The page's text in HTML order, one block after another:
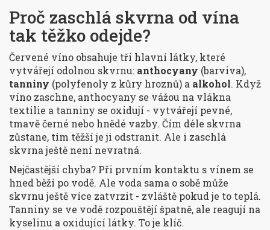
Proč zaschlá skvrna od vína
tak těžko odejde?
Červené víno obsahuje tři hlavní látky, které
vytvářejí odolnou skvrnu: anthocyany (barviva),
tanniny (polyfenoly z kůry hroznů) a alkohol. Když
víno zaschne, anthocyany se vážou na vlákna
textilie a tanniny se oxidují - vytvářejí pevné,
tmavě černé nebo hnědé vazby. Čím déle skvrna
zůstane, tím těžší je ji odstranit. Ale i zaschlá
skvrna ještě není nevratná.
Nejčastější chyba? Při prvním kontaktu s vínem se
hned běží po vodě. Ale voda sama o sobě může
skvrnu ještě více zatvrzit - zvláště pokud je to teplá.
Tanniny se ve vodě rozpouštějí špatně, ale reagují na
kyselinu a oxidující látky. To je klíč.